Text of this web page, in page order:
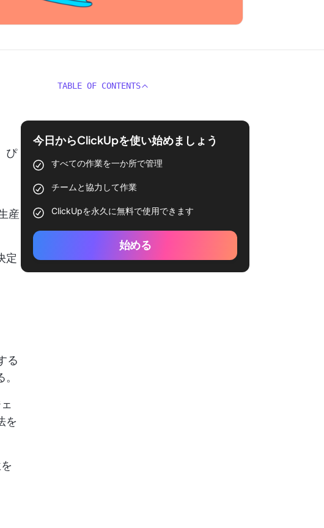
ぴ
産
定
る
を
TABLE OF CONTENTS
今日からClickUpを使い始めましょう
すべての作業を一か所で管理
チームと協力して作業
ClickUpを永久に無料で使用できます
始める